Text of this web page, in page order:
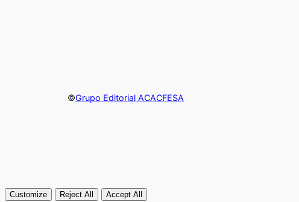
©Grupo Editorial ACACFESA
Customize Reject All Accept All